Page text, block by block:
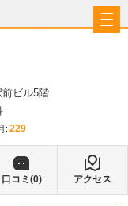
ビル5階
: 229
口コミ(0) アクセス